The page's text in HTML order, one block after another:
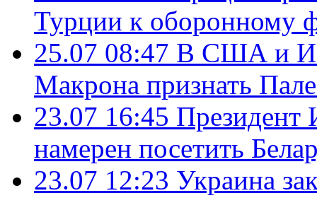
Турции к оборонному
25.07 08:47 В США и
Макрона признать
23.07 16:45 Президент
намерен посетить
23.07 12:23 Украина